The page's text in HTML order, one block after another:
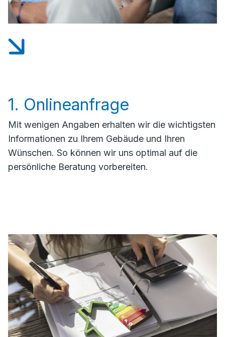
1. Onlineanfrage
Mit wenigen Angaben erhalten wir die wichtigsten
Informationen zu Ihrem Gebäude und Ihren
Wünschen. So können wir uns optimal auf die
persönliche Beratung vorbereiten.